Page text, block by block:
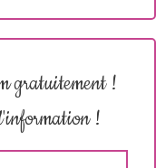
gratuitement !
!